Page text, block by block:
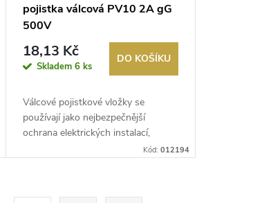
pojistka válcová PV10 2A gG
500V
18,13 Kč
Skladem 6 ks
DO KOŠÍKU
Válcové pojistkové vložky se
používají jako nejbezpečnější
ochrana elektrických instalací,
Kód: 012194